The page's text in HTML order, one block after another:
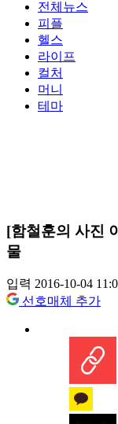
전체뉴스
피플
헬스
라이프
컬처
머니
테마
[함철훈의 사진
물
입력 2016-10-04
선호매체 추가